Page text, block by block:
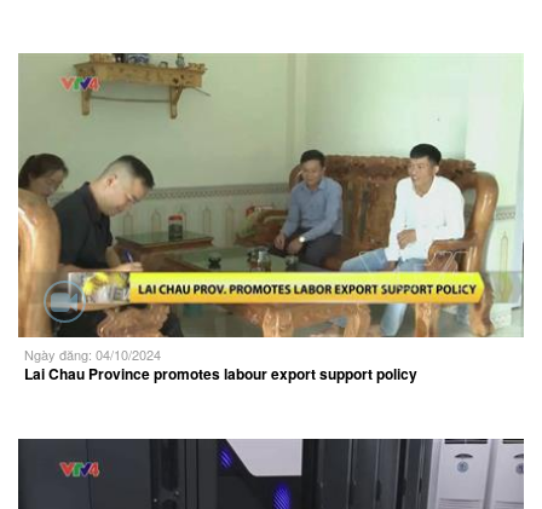
Ngày đăng: 04/10/2024
Lai Chau Province promotes labour export support policy